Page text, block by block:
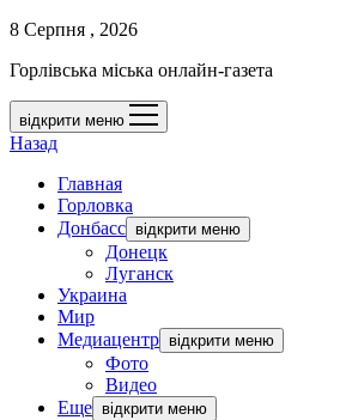
8 Серпня , 2026
Горлівська міська онлайн-газета
відкрити меню
Назад
Главная
Горловка
Донбасс відкрити меню
Донецк
Луганск
Украина
Мир
Медиацентр відкрити меню
Фото
Видео
Еще відкрити меню